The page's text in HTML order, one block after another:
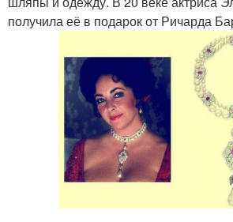
получила её в подарок от Ричарда